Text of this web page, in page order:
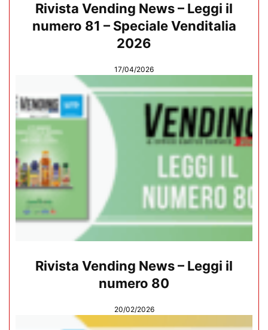
Rivista Vending News – Leggi il
numero 81 – Speciale Venditalia
2026
17/04/2026
Rivista Vending News – Leggi il
numero 80
20/02/2026